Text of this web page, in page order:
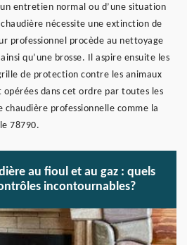
entretien normal ou d’une situation
nécessite une extinction de
professionnel procède au nettoyage
qu’une brosse. Il aspire ensuite les
de protection contre les animaux
opérées dans cet ordre par toutes les
chaudière professionnelle comme la
78790.
au fioul et au gaz : quels
incontournables?